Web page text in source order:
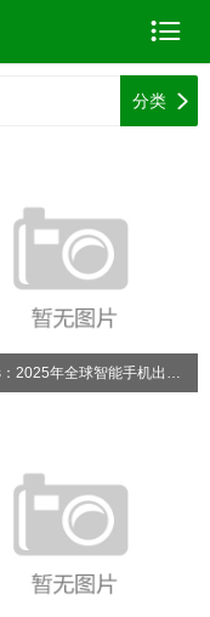

分类 
Canalys：2025年全球智能手机出货量预计为122亿台